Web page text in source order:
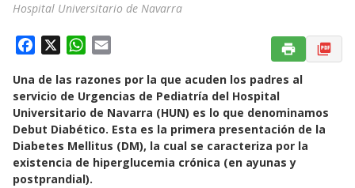
Hospital Universitario de Navarra
c
e
b
o
o
k
W
a
t
s
A
p
p
a
i
l
Una de las razones por la que acuden los padres al
servicio de Urgencias de Pediatría del Hospital
Universitario de Navarra (HUN) es lo que denominamos
Debut Diabético. Esta es la primera presentación de la
Diabetes Mellitus (DM), la cual se caracteriza por la
existencia de hiperglucemia crónica (en ayunas y
postprandial).